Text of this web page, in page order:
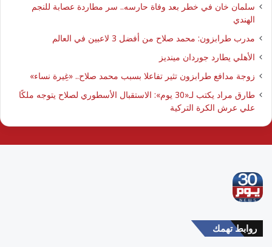
سلمان خان في خطر بعد وفاة حارسه.. سر مطاردة عصابة للنجم
الهندي
مدرب طرابزون: محمد صلاح من أفضل 3 لاعبين في العالم
الأهلي يطارد جوردان مينديز
زوجة مدافع طرابزون تثير تفاعلا بسبب محمد صلاح.. «غِيرة نساء»
طارق مراد يكتب لـ«30 يوم»: الاستقبال الأسطوري لصلاح يتوجه ملكًا
علي عرش الكرة التركية
روابط تهمك